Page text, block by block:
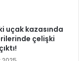
uçak kazasında
çelişki